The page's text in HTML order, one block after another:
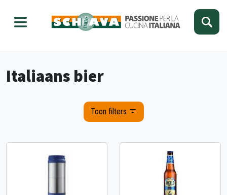
Italiaans bier
Toon filters